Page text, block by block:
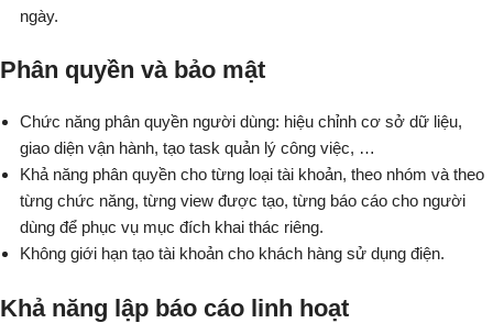
ngày.
Phân quyền và bảo mật
Chức năng phân quyền người dùng: hiệu chỉnh cơ sở dữ liệu,
giao diện vận hành, tạo task quản lý công việc, …
Khả năng phân quyền cho từng loại tài khoản, theo nhóm và theo
từng chức năng, từng view được tạo, từng báo cáo cho người
dùng để phục vụ mục đích khai thác riêng.
Không giới hạn tạo tài khoản cho khách hàng sử dụng điện.
Khả năng lập báo cáo linh hoạt